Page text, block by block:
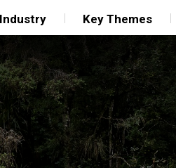
Key Themes